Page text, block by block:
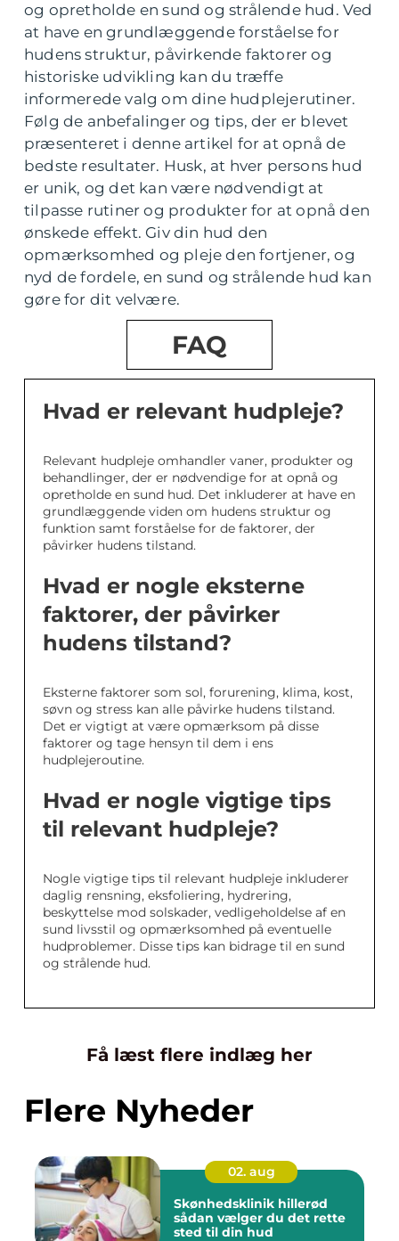
og opretholde en sund og strålende hud. Ved
at have en grundlæggende forståelse for
hudens struktur, påvirkende faktorer og
historiske udvikling kan du træffe
informerede valg om dine hudplejerutiner.
Følg de anbefalinger og tips, der er blevet
præsenteret i denne artikel for at opnå de
bedste resultater. Husk, at hver persons hud
er unik, og det kan være nødvendigt at
tilpasse rutiner og produkter for at opnå den
ønskede effekt. Giv din hud den
opmærksomhed og pleje den fortjener, og
nyd de fordele, en sund og strålende hud kan
gøre for dit velvære.
FAQ
Hvad er relevant hudpleje?
Relevant hudpleje omhandler vaner, produkter og
behandlinger, der er nødvendige for at opnå og
opretholde en sund hud. Det inkluderer at have en
grundlæggende viden om hudens struktur og
funktion samt forståelse for de faktorer, der
påvirker hudens tilstand.
Hvad er nogle eksterne
faktorer, der påvirker
hudens tilstand?
Eksterne faktorer som sol, forurening, klima, kost,
søvn og stress kan alle påvirke hudens tilstand.
Det er vigtigt at være opmærksom på disse
faktorer og tage hensyn til dem i ens
hudplejeroutine.
Hvad er nogle vigtige tips
til relevant hudpleje?
Nogle vigtige tips til relevant hudpleje inkluderer
daglig rensning, eksfoliering, hydrering,
beskyttelse mod solskader, vedligeholdelse af en
sund livsstil og opmærksomhed på eventuelle
hudproblemer. Disse tips kan bidrage til en sund
og strålende hud.
Få læst flere indlæg her
Flere Nyheder
02. aug
Skønhedsklinik hillerød
sådan vælger du det rette
sted til din hud